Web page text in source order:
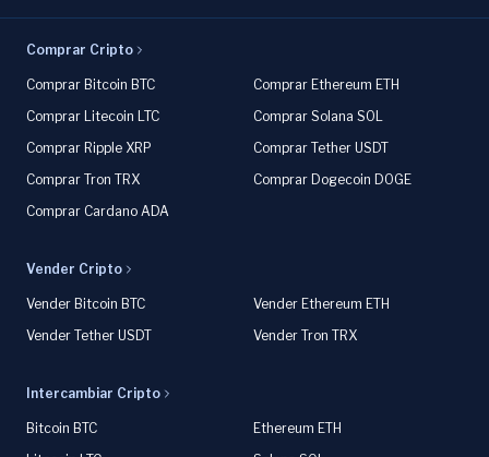
Comprar Cripto
Comprar Bitcoin BTC
Comprar Ethereum ETH
Comprar Litecoin LTC
Comprar Solana SOL
Comprar Ripple XRP
Comprar Tether USDT
Comprar Tron TRX
Comprar Dogecoin DOGE
Comprar Cardano ADA
Vender Cripto
Vender Bitcoin BTC
Vender Ethereum ETH
Vender Tether USDT
Vender Tron TRX
Intercambiar Cripto
Bitcoin BTC
Ethereum ETH